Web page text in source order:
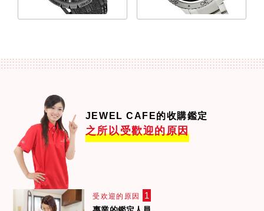
JEWEL CAFE的收購鑑定
之所以受歡迎的原因
受欢迎的原因 1